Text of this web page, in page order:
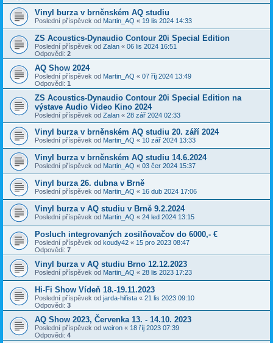
Vinyl burza v brněnském AQ studiu
Poslední příspěvek od Martin_AQ « 19 lis 2024 14:33
ZS Acoustics-Dynaudio Contour 20i Special Edition
Poslední příspěvek od Zalan « 06 lis 2024 16:51
Odpovědi: 2
AQ Show 2024
Poslední příspěvek od Martin_AQ « 07 říj 2024 13:49
Odpovědi: 1
ZS Acoustics-Dynaudio Contour 20i Special Edition na
výstave Audio Video Kino 2024
Poslední příspěvek od Zalan « 28 zář 2024 02:33
Vinyl burza v brněnském AQ studiu 20. září 2024
Poslední příspěvek od Martin_AQ « 10 zář 2024 13:33
Vinyl burza v brněnském AQ studiu 14.6.2024
Poslední příspěvek od Martin_AQ « 03 čer 2024 15:37
Vinyl burza 26. dubna v Brně
Poslední příspěvek od Martin_AQ « 16 dub 2024 17:06
Vinyl burza v AQ studiu v Brně 9.2.2024
Poslední příspěvek od Martin_AQ « 24 led 2024 13:15
Posluch integrovaných zosilňovačov do 6000,- €
Poslední příspěvek od koudy42 « 15 pro 2023 08:47
Odpovědi: 7
Vinyl burza v AQ studiu Brno 12.12.2023
Poslední příspěvek od Martin_AQ « 28 lis 2023 17:23
Hi-Fi Show Vídeň 18.-19.11.2023
Poslední příspěvek od jarda-hifista « 21 lis 2023 09:10
Odpovědi: 3
AQ Show 2023, Červenka 13. - 14.10. 2023
Poslední příspěvek od weiron « 18 říj 2023 07:39
Odpovědi: 4